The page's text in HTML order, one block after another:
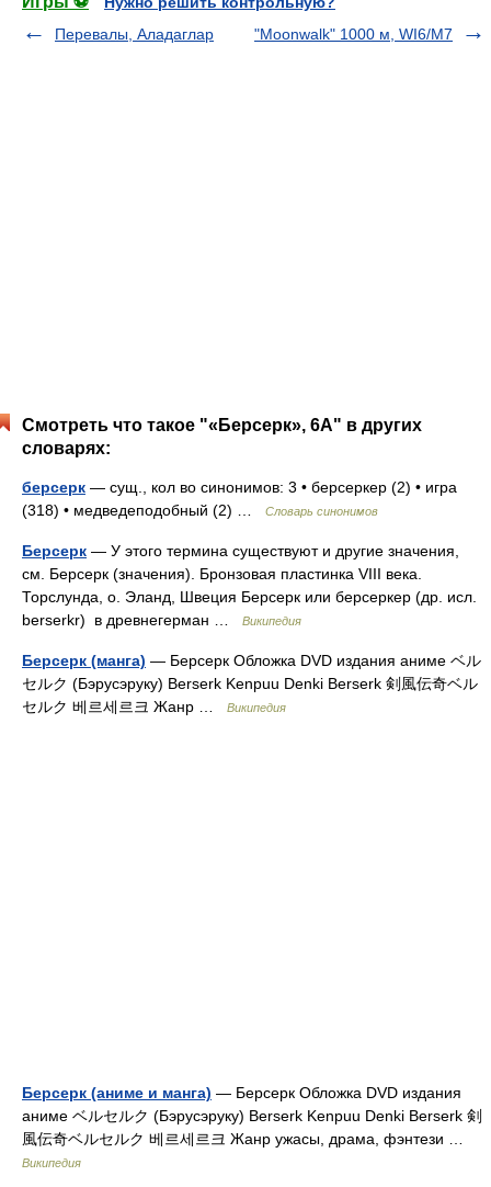
Перевалы, Аладаглар
"Moonwalk" 1000 м, WI6/M7
Смотреть что такое "«Берсерк», 6А" в других
словарях:
берсерк — сущ., кол во синонимов: 3 • берсеркер (2) • игра
(318) • медведеподобный (2) …
Словарь синонимов
Берсерк — У этого термина существуют и другие значения,
см. Берсерк (значения). Бронзовая пластинка VIII века.
Торслунда, о. Эланд, Швеция Берсерк или берсеркер (др. исл.
berserkr) в древнегерман …
Википедия
Берсерк (манга) — Берсерк Обложка DVD издания аниме ベル
セルク (Бэрусэруку) Berserk Kenpuu Denki Berserk 剣風伝奇ベル
セルク 베르세르크 Жанр …
Википедия
Берсерк (аниме и манга) — Берсерк Обложка DVD издания
аниме ベルセルク (Бэрусэруку) Berserk Kenpuu Denki Berserk 剣
風伝奇ベルセルク 베르세르크 Жанр ужасы, драма, фэнтези …
Википедия